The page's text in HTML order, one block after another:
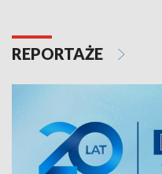
REPORTAŻE